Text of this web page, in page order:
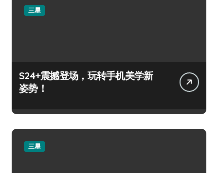
三星
S24+震撼登场，玩转手机美学新
姿势！
三星